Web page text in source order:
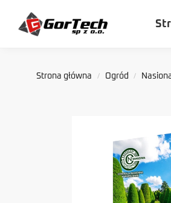
Szukaj
Strona główna / Ogród /